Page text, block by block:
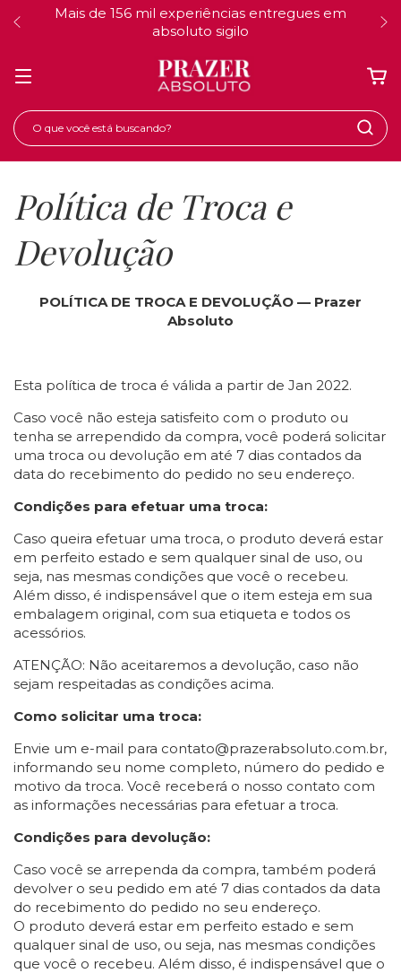
Mais de 156 mil experiências entregues em
absoluto sigilo
Política de Troca e
Devolução
POLÍTICA DE TROCA E DEVOLUÇÃO — Prazer
Absoluto
Esta política de troca é válida a partir de Jan 2022.
Caso você não esteja satisfeito com o produto ou
tenha se arrependido da compra, você poderá solicitar
uma troca ou devolução em até 7 dias contados da
data do recebimento do pedido no seu endereço.
Condições para efetuar uma troca:
Caso queira efetuar uma troca, o produto deverá estar
em perfeito estado e sem qualquer sinal de uso, ou
seja, nas mesmas condições que você o recebeu.
Além disso, é indispensável que o item esteja em sua
embalagem original, com sua etiqueta e todos os
acessórios.
ATENÇÃO: Não aceitaremos a devolução, caso não
sejam respeitadas as condições acima.
Como solicitar uma troca:
Envie um e-mail para contato@prazerabsoluto.com.br,
informando seu nome completo, número do pedido e
motivo da troca. Você receberá o nosso contato com
as informações necessárias para efetuar a troca.
Condições para devolução:
Caso você se arrependa da compra, também poderá
devolver o seu pedido em até 7 dias contados da data
do recebimento do pedido no seu endereço.
O produto deverá estar em perfeito estado e sem
qualquer sinal de uso, ou seja, nas mesmas condições
que você o recebeu. Além disso, é indispensável que o